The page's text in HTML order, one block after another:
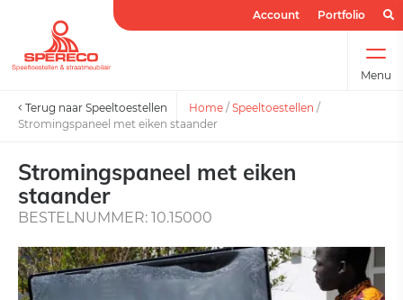
Account Portfolio
Menu
Terug naar Speeltoestellen Home / Speeltoestellen /
Stromingspaneel met eiken staander
Stromingspaneel met eiken
staander
BESTELNUMMER: 10.15000